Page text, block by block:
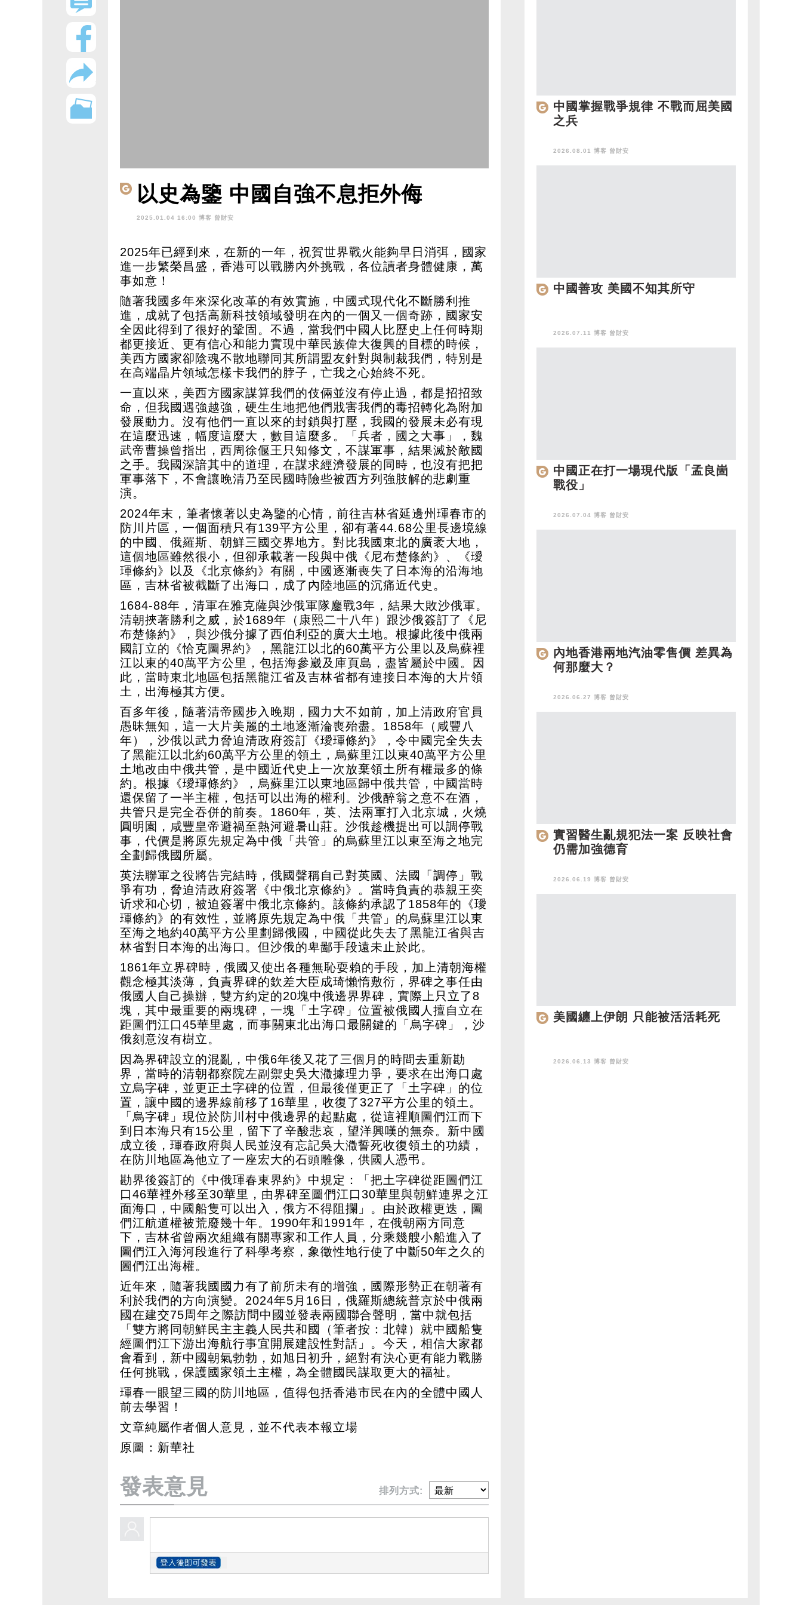
以史為鑒 中國自強不息拒外侮
2025.01.04 16:00 博客 曾財安
2025年已經到來，在新的一年，祝賀世界戰火能夠早日消弭，國家
進一步繁榮昌盛，香港可以戰勝內外挑戰，各位讀者身體健康，萬
事如意！
隨著我國多年來深化改革的有效實施，中國式現代化不斷勝利推
進，成就了包括高新科技領域發明在內的一個又一個奇跡，國家安
全因此得到了很好的鞏固。不過，當我們中國人比歷史上任何時期
都更接近、更有信心和能力實現中華民族偉大復興的目標的時候，
美西方國家卻陰魂不散地聯同其所謂盟友針對與制裁我們，特別是
在高端晶片領域怎樣卡我們的脖子，亡我之心始終不死。
一直以來，美西方國家謀算我們的伎倆並沒有停止過，都是招招致
命，但我國遇強越強，硬生生地把他們戕害我們的毒招轉化為附加
發展動力。沒有他們一直以來的封鎖與打壓，我國的發展未必有現
在這麼迅速，幅度這麼大，數目這麼多。「兵者，國之大事」，魏
武帝曹操曾指出，西周徐偃王只知修文，不謀軍事，結果滅於敵國
之手。我國深諳其中的道理，在謀求經濟發展的同時，也沒有把把
軍事落下，不會讓晚清乃至民國時險些被西方列強肢解的悲劇重
演。
2024年末，筆者懷著以史為鑒的心情，前往吉林省延邊州琿春市的
防川片區，一個面積只有139平方公里，卻有著44.68公里長邊境線
的中國、俄羅斯、朝鮮三國交界地方。對比我國東北的廣袤大地，
這個地區雖然很小，但卻承載著一段與中俄《尼布楚條約》、《璦
琿條約》以及《北京條約》有關，中國逐漸喪失了日本海的沿海地
區，吉林省被截斷了出海口，成了內陸地區的沉痛近代史。
1684-88年，清軍在雅克薩與沙俄軍隊鏖戰3年，結果大敗沙俄軍。
清朝挾著勝利之威，於1689年（康熙二十八年）跟沙俄簽訂了《尼
布楚條約》，與沙俄分據了西伯利亞的廣大土地。根據此後中俄兩
國訂立的《恰克圖界約》，黑龍江以北的60萬平方公里以及烏蘇裡
江以東的40萬平方公里，包括海參崴及庫頁島，盡皆屬於中國。因
此，當時東北地區包括黑龍江省及吉林省都有連接日本海的大片領
土，出海極其方便。
百多年後，隨著清帝國步入晚期，國力大不如前，加上清政府官員
愚昧無知，這一大片美麗的土地逐漸淪喪殆盡。1858年（咸豐八
年），沙俄以武力脅迫清政府簽訂《璦琿條約》，令中國完全失去
了黑龍江以北約60萬平方公里的領土，烏蘇里江以東40萬平方公里
土地改由中俄共管，是中國近代史上一次放棄領土所有權最多的條
約。根據《璦琿條約》，烏蘇里江以東地區歸中俄共管，中國當時
還保留了一半主權，包括可以出海的權利。沙俄醉翁之意不在酒，
共管只是完全吞併的前奏。1860年，英、法兩軍打入北京城，火燒
圓明園，咸豐皇帝避禍至熱河避暑山莊。沙俄趁機提出可以調停戰
事，代價是將原先規定為中俄「共管」的烏蘇里江以東至海之地完
全劃歸俄國所屬。
英法聯軍之役將告完結時，俄國聲稱自己對英國、法國「調停」戰
爭有功，脅迫清政府簽署《中俄北京條約》。當時負責的恭親王奕
䜣求和心切，被迫簽署中俄北京條約。該條約承認了1858年的《璦
琿條約》的有效性，並將原先規定為中俄「共管」的烏蘇里江以東
至海之地約40萬平方公里劃歸俄國，中國從此失去了黑龍江省與吉
林省對日本海的出海口。但沙俄的卑鄙手段遠未止於此。
1861年立界碑時，俄國又使出各種無恥耍賴的手段，加上清朝海權
觀念極其淡薄，負責界碑的欽差大臣成琦懶惰敷衍，界碑之事任由
俄國人自己操辦，雙方約定的20塊中俄邊界界碑，實際上只立了8
塊，其中最重要的兩塊碑，一塊「土字碑」位置被俄國人擅自立在
距圖們江口45華里處，而事關東北出海口最關鍵的「烏字碑」，沙
俄刻意沒有樹立。
因為界碑設立的混亂，中俄6年後又花了三個月的時間去重新勘
界，當時的清朝都察院左副禦史吳大瀓據理力爭，要求在出海口處
立烏字碑，並更正土字碑的位置，但最後僅更正了「土字碑」的位
置，讓中國的邊界線前移了16華里，收復了327平方公里的領土。
「烏字碑」現位於防川村中俄邊界的起點處，從這裡順圖們江而下
到日本海只有15公里，留下了辛酸悲哀，望洋興嘆的無奈。新中國
成立後，琿春政府與人民並沒有忘記吳大瀓誓死收復領土的功績，
在防川地區為他立了一座宏大的石頭雕像，供國人憑弔。
勘界後簽訂的《中俄琿春東界約》中規定：「把土字碑從距圖們江
口46華裡外移至30華里，由界碑至圖們江口30華里與朝鮮連界之江
面海口，中國船隻可以出入，俄方不得阻攔」。由於政權更迭，圖
們江航道權被荒廢幾十年。1990年和1991年，在俄朝兩方同意
下，吉林省曾兩次組織有關專家和工作人員，分乘幾艘小船進入了
圖們江入海河段進行了科學考察，象徵性地行使了中斷50年之久的
圖們江出海權。
近年來，隨著我國國力有了前所未有的增強，國際形勢正在朝著有
利於我們的方向演變。2024年5月16日，俄羅斯總統普京於中俄兩
國在建交75周年之際訪問中國並發表兩國聯合聲明，當中就包括
「雙方將同朝鮮民主主義人民共和國（筆者按：北韓）就中國船隻
經圖們江下游出海航行事宜開展建設性對話」。今天，相信大家都
會看到，新中國朝氣勃勃，如旭日初升，絕對有決心更有能力戰勝
任何挑戰，保護國家領土主權，為全體國民謀取更大的福祉。
琿春一眼望三國的防川地區，值得包括香港市民在內的全體中國人
前去學習！
文章純屬作者個人意見，並不代表本報立場
原圖：新華社
發表意見 排列方式:
中國掌握戰爭規律 不戰而屈美國
之兵
2026.08.01 博客 曾財安
中國善攻 美國不知其所守
2026.07.11 博客 曾財安
中國正在打一場現代版「孟良崮
戰役」
2026.07.04 博客 曾財安
內地香港兩地汽油零售價 差異為
何那麼大？
2026.06.27 博客 曾財安
實習醫生亂規犯法一案 反映社會
仍需加強德育
2026.06.19 博客 曾財安
美國纏上伊朗 只能被活活耗死
2026.06.13 博客 曾財安